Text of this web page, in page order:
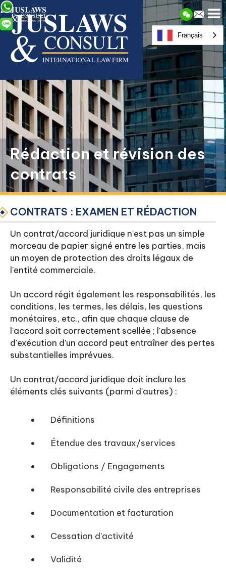
Rédaction et révision des
contrats
CONTRATS : EXAMEN ET RÉDACTION
Un contrat/accord juridique n'est pas un simple
morceau de papier signé entre les parties, mais
un moyen de protection des droits légaux de
l'entité commerciale.
Un accord régit également les responsabilités, les
conditions, les termes, les délais, les questions
monétaires, etc., afin que chaque clause de
l'accord soit correctement scellée ; l'absence
d'exécution d'un accord peut entraîner des pertes
substantielles imprévues.
Un contrat/accord juridique doit inclure les
éléments clés suivants (parmi d'autres) :
Définitions
Étendue des travaux/services
Obligations / Engagements
Responsabilité civile des entreprises
Documentation et facturation
Cessation d'activité
Validité
Français